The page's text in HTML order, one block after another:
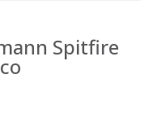
Spitfire